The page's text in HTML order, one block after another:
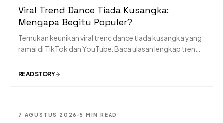
Viral Trend Dance Tiada Kusangka:
Mengapa Begitu Populer?
Temukan keunikan viral trend dance tiada kusangka yang
ramai di TikTok dan YouTube. Baca ulasan lengkap tren
READ STORY
7 AGUSTUS 2026 5 MIN READ